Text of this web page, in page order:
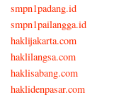
smpn1padang.id
smpn1pailangga.id
haklijakarta.com
haklilangsa.com
haklisabang.com
haklidenpasar.com